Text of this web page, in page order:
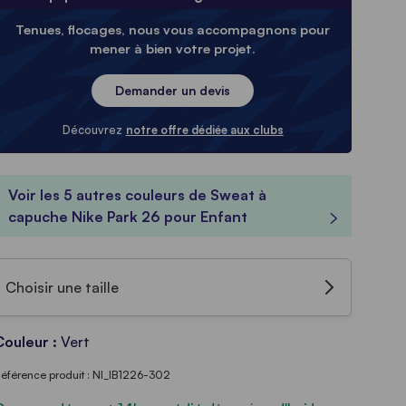
Tenues, flocages, nous vous accompagnons pour
mener à bien votre projet.
Demander un devis
Découvrez notre offre dédiée aux clubs
Voir les 5 autres couleurs de Sweat à
capuche Nike Park 26 pour Enfant
Choisir une taille
:Vert
produit : NI_IB1226-302